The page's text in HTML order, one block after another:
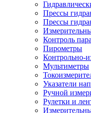
Прессы
Прессы
Контроль
Пирометры
Контрольно-
Мультиметры
Указатели
Ручной
Рулетки и